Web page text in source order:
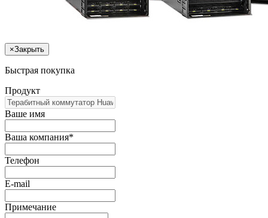
×Закрыть
Быстрая покупка
Продукт
Ваше имя
Ваша компания*
Телефон
E-mail
Примечание